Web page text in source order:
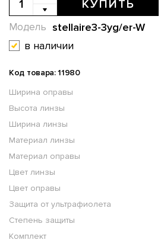
КУПИТЬ
stellaire3-3yg/er-W
Модель
в наличии
Код товара: 11980
Ширина оправы
Высота линзы
Ширина линзы
Материал линзы
Материал оправы
Цвет линзы
Цвет оправы
Защита от ультрафиолета
Степень защиты
Комплект